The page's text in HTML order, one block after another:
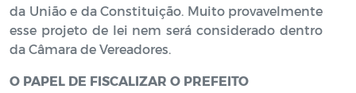
da União e da Constituição. Muito provavelmente
esse projeto de lei nem será considerado dentro
da Câmara de Vereadores.
O PAPEL DE FISCALIZAR O PREFEITO